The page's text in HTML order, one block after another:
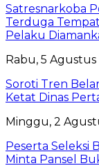
Satresnarkoba
Terduga
Pelaku
Rabu, 5
Soroti Tren
Ketat Dinas
Minggu, 2
Peserta Seleksi
Minta Pansel